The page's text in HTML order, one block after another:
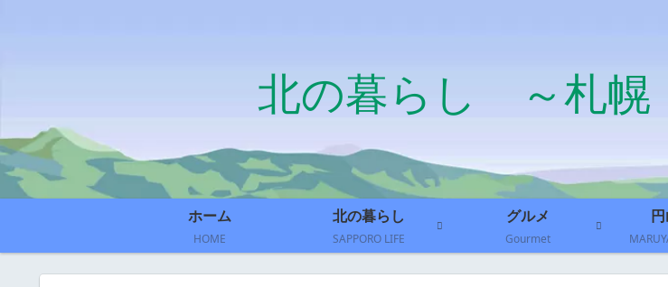
北の暮らし ～札幌
ホーム
HOME
北の暮らし
SAPPORO LIFE
グルメ
Gourmet